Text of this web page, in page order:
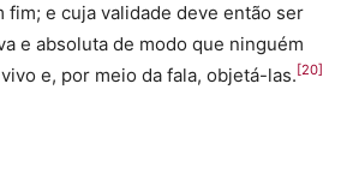
fim; e cuja validade deve então ser
e absoluta de modo que ninguém
e, por meio da fala, objetá-las. [20]